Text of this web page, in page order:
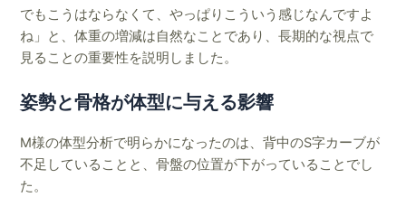
でもこうはならなくて、やっぱりこういう感じなんですよ
ね」と、体重の増減は自然なことであり、長期的な視点で
見ることの重要性を説明しました。
姿勢と骨格が体型に与える影響
M様の体型分析で明らかになったのは、背中のS字カーブが
不足していることと、骨盤の位置が下がっていることでし
た。